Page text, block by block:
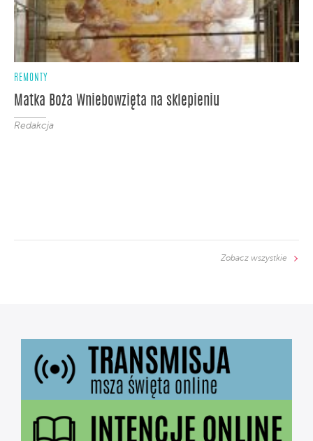
REMONTY
Matka Boża Wniebowzięta na sklepieniu
Redakcja
Zobacz wszystkie